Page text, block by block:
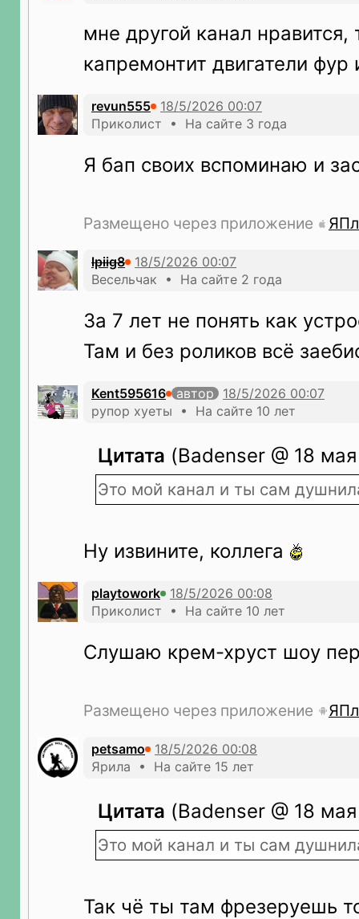
мне другой канал нравится,
капремонтит двигатели фур
revun555
Приколист • На сайте 3 года
Я бап своих вспоминаю и
Размещено через приложение
lpiig8
Весельчак • На сайте 2 года
За 7 лет не понять как
Там и без роликов всё
Kent595616
автор
рупор хуеты • На сайте 10 лет
Цитата (Badenser @ 18
Это мой канал и ты сам
Ну извините, коллега
playtowork
Приколист • На сайте 10 лет
Слушаю крем-хруст шоу
Размещено через приложение
petsamo
Ярила • На сайте 15 лет
Цитата (Badenser @ 18
Это мой канал и ты сам
Так чё ты там фрезеруешь